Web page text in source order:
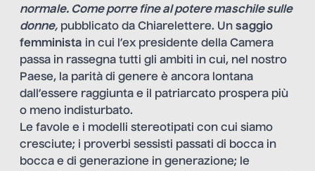
normale. Come porre fine al potere maschile sulle
donne, pubblicato da Chiarelettere. Un saggio
femminista in cui l’ex presidente della Camera
passa in rassegna tutti gli ambiti in cui, nel nostro
Paese, la parità di genere è ancora lontana
dall’essere raggiunta e il patriarcato prospera più
o meno indisturbato.
Le favole e i modelli stereotipati con cui siamo
cresciute; i proverbi sessisti passati di bocca in
bocca e di generazione in generazione; le